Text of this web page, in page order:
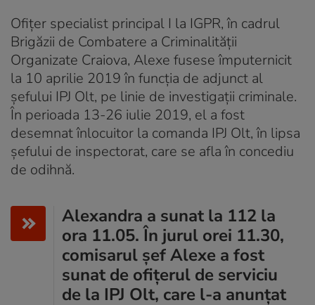
Ofițer specialist principal I la IGPR, în cadrul
Brigăzii de Combatere a Criminalității
Organizate Craiova, Alexe fusese împuternicit
la 10 aprilie 2019 în funcția de adjunct al
șefului IPJ Olt, pe linie de investigații criminale.
În perioada 13-26 iulie 2019, el a fost
desemnat înlocuitor la comanda IPJ Olt, în lipsa
șefului de inspectorat, care se afla în concediu
de odihnă.
Alexandra a sunat la 112 la
ora 11.05. În jurul orei 11.30,
comisarul şef Alexe a fost
sunat de ofițerul de serviciu
de la IPJ Olt, care l-a anunţat